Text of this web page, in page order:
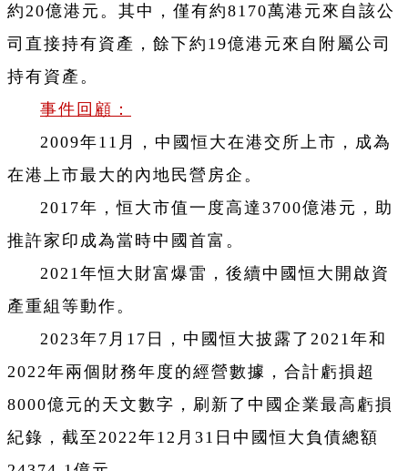
約20億港元。其中，僅有約8170萬港元來自該公
司直接持有資產，餘下約19億港元來自附屬公司
持有資產。
事件回顧：
2009年11月，中國恒大在港交所上市，成為
在港上市最大的內地民營房企。
2017年，恒大市值一度高達3700億港元，助
推許家印成為當時中國首富。
2021年恒大財富爆雷，後續中國恒大開啟資
產重組等動作。
2023年7月17日，中國恒大披露了2021年和
2022年兩個財務年度的經營數據，合計虧損超
8000億元的天文數字，刷新了中國企業最高虧損
紀錄，截至2022年12月31日中國恒大負債總額